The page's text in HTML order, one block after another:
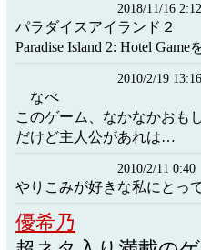
2018/11/16 2:12
パラダイスアイランド２
Paradise Island 2: Hotel Game
2010/2/19 13:16
なべ
このゲーム、なかなかおも
だけど主人公があれは…
2010/2/11 0:40
やりこみが好きな私にとっ
優希乃